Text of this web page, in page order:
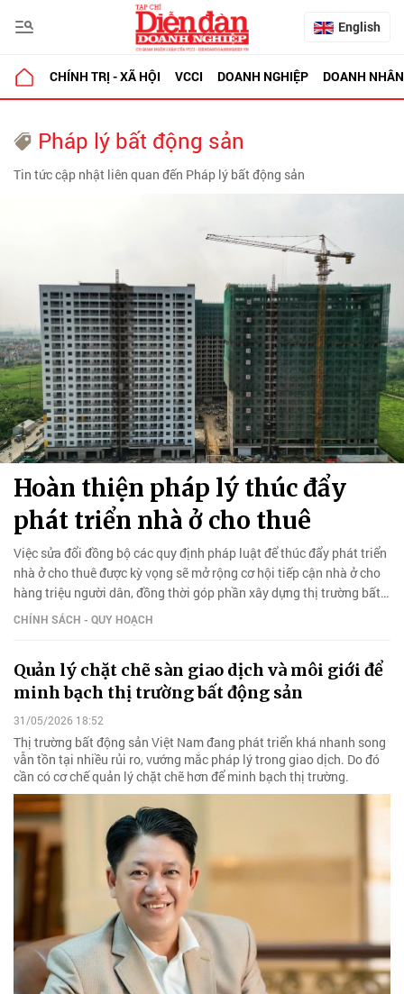
English
CHÍNH TRỊ - XÃ HỘI VCCI DOANH NGHIỆP DOANH NHÂN
Pháp lý bất động sản
Tin tức cập nhật liên quan đến Pháp lý bất động sản
Hoàn thiện pháp lý thúc đẩy
phát triển nhà ở cho thuê
Việc sửa đổi đồng bộ các quy định pháp luật để thúc đẩy phát triển
nhà ở cho thuê được kỳ vọng sẽ mở rộng cơ hội tiếp cận nhà ở cho
hàng triệu người dân, đồng thời góp phần xây dựng thị trường bất
động sản bền vững.
CHÍNH SÁCH - QUY HOẠCH
Quản lý chặt chẽ sàn giao dịch và môi giới để
minh bạch thị trường bất động sản
31/05/2026 18:52
Thị trường bất động sản Việt Nam đang phát triển khá nhanh song
vẫn tồn tại nhiều rủi ro, vướng mắc pháp lý trong giao dịch. Do đó
cần có cơ chế quản lý chặt chẽ hơn để minh bạch thị trường.